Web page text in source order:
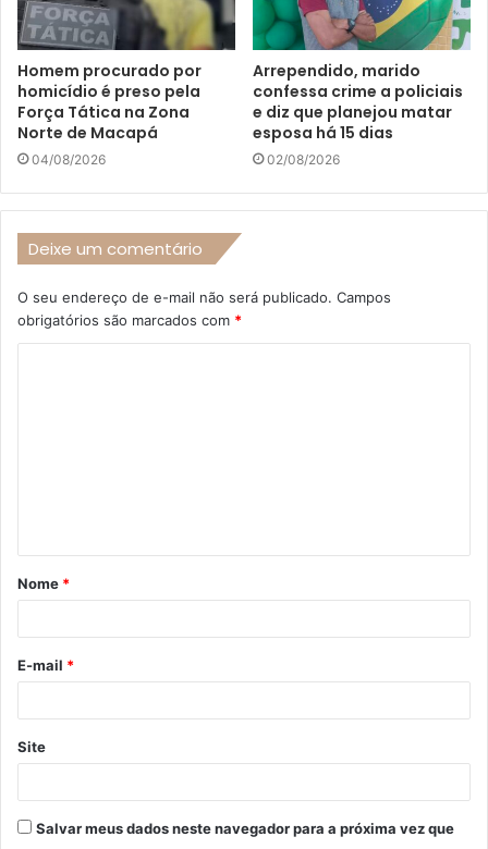
Homem procurado por
homicídio é preso pela
Força Tática na Zona
Norte de Macapá
04/08/2026
Arrependido, marido
confessa crime a policiais
e diz que planejou matar
esposa há 15 dias
02/08/2026
Deixe um comentário
O seu endereço de e-mail não será publicado. Campos
obrigatórios são marcados com *
á
r
*
Nome *
E-mail *
Site
Salvar meus dados neste navegador para a próxima vez que